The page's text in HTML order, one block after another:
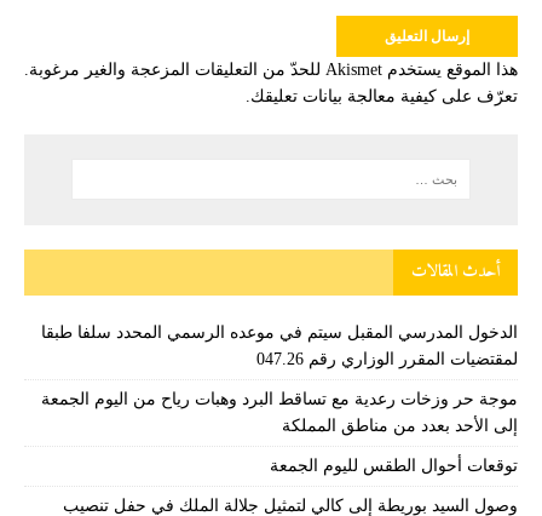
هذا الموقع يستخدم Akismet للحدّ من التعليقات المزعجة والغير مرغوبة.
تعرّف على كيفية معالجة بيانات تعليقك.
أحدث المقالات
الدخول المدرسي المقبل سیتم في موعده الرسمي المحدد سلفا طبقا
لمقتضیات المقرر الوزاري رقم 047.26
موجة حر وزخات رعدية مع تساقط البرد وهبات رياح من اليوم الجمعة
إلى الأحد بعدد من مناطق المملكة
توقعات أحوال الطقس لليوم الجمعة
وصول السيد بوريطة إلى كالي لتمثيل جلالة الملك في حفل تنصيب